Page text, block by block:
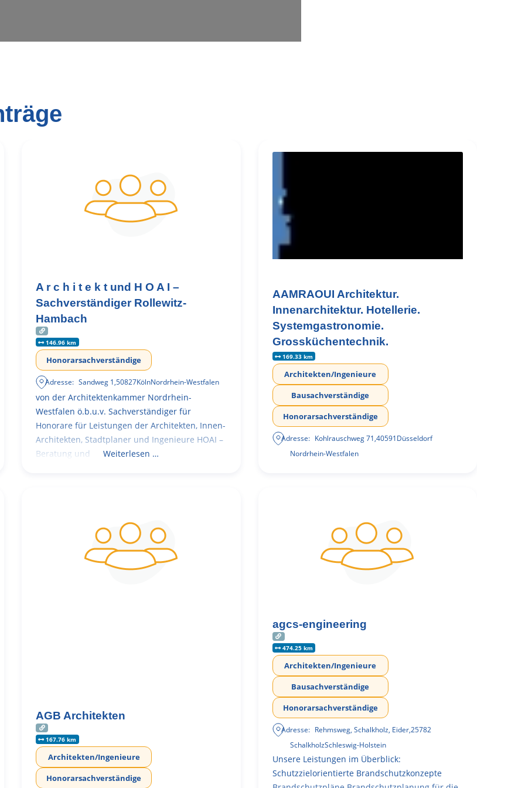
A r c h i t e k t und H O A I –
Sachverständiger Rollewitz-
Hambach
146.96 km
Honorarsachverständige
Adresse: Sandweg 1,50827KölnNordrhein-Westfalen
von der Architektenkammer Nordrhein-
Westfalen ö.b.u.v. Sachverständiger für
Honorare für Leistungen der Architekten, Innen-
Architekten, Stadtplaner und Ingenieure HOAI –
Beratung und
Weiterlesen …
AAMRAOUI Architektur.
Innenarchitektur. Hotellerie.
Systemgastronomie.
Grossküchentechnik.
169.33 km
Architekten/Ingenieure
Bausachverständige
Honorarsachverständige
Adresse: Kohlrauschweg 71,40591Düsseldorf
Nordrhein-Westfalen
AGB Architekten
167.76 km
Architekten/Ingenieure
Honorarsachverständige
agcs-engineering
474.25 km
Architekten/Ingenieure
Bausachverständige
Honorarsachverständige
Adresse: Rehmsweg, Schalkholz, Eider,25782
SchalkholzSchleswig-Holstein
Unsere Leistungen im Überblick:
Schutzzielorientierte Brandschutzkonzepte